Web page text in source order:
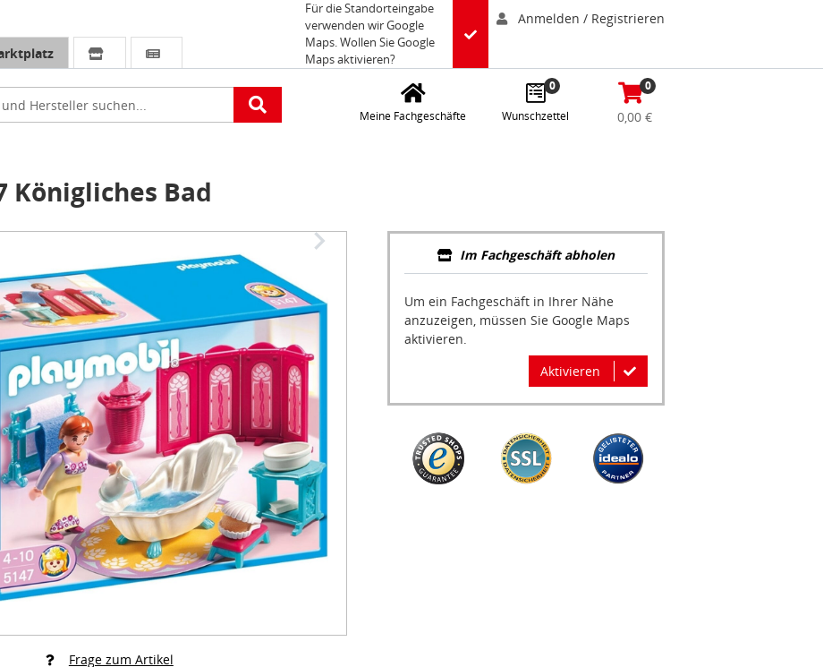
Für die Standorteingabe
verwenden wir Google
Maps. Wollen Sie Google
Maps aktivieren?
Anmelden / Registrieren
Meine Fachgeschäfte
0
Wunschzettel
0
0,00 €
Königliches Bad
Frage zum Artikel
Im Fachgeschäft abholen
Um ein Fachgeschäft in Ihrer Nähe
anzuzeigen, müssen Sie Google Maps
aktivieren.
Aktivieren